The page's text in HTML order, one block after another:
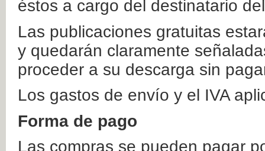
éstos a cargo del destinatario
Las publicaciones gratuitas
y quedarán claramente
proceder a su descarga sin
Los gastos de envío y el IVA
Forma de pago
Las compras se pueden pagar